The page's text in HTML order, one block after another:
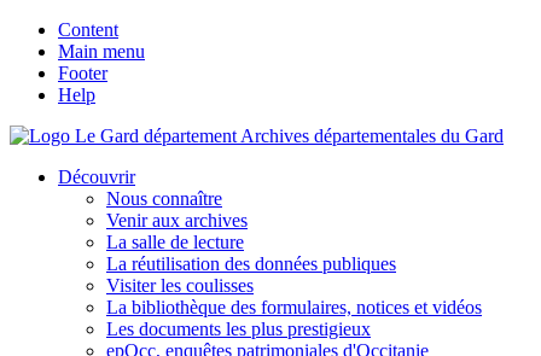
Content
Main menu
Footer
Help
Archives départementales du Gard
Découvrir
Nous connaître
Venir aux archives
La salle de lecture
La réutilisation des données publiques
Visiter les coulisses
La bibliothèque des formulaires, notices et vidéos
Les documents les plus prestigieux
epOcc, enquêtes patrimoniales d'Occitanie